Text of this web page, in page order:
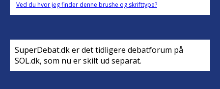
Ved du hvor jeg finder denne brushe og skrifttype?
SuperDebat.dk er det tidligere debatforum på
SOL.dk, som nu er skilt ud separat.